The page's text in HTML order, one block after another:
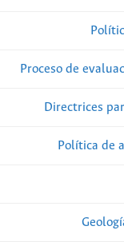
Proceso de
Directrices
Política de